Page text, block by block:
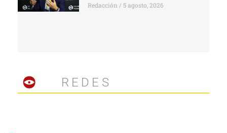
Redacción 5 agosto, 2026
REDES